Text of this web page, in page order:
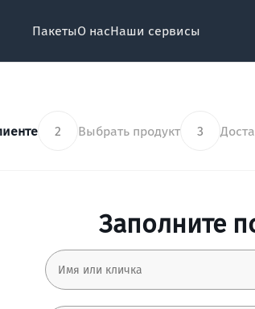
ПакетыО насНаши сервисы
2 Выбрать продукт 3
Заполните